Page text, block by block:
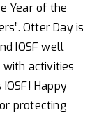
Year of the
Otter Day is
IOSF well
with activities
Happy
protecting